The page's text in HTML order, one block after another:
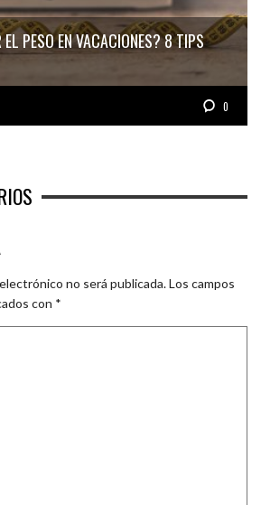
PESO EN VACACIONES? 8 TIPS
0
no será publicada.Los campos
con *